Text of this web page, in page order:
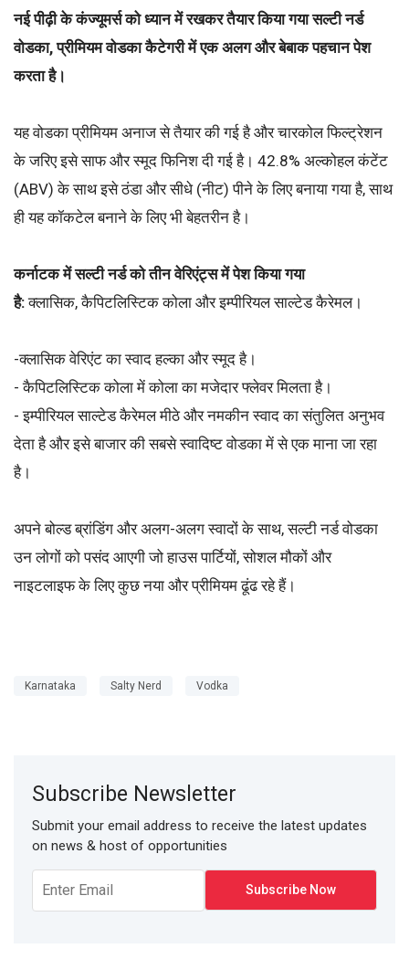
नई पीढ़ी के कंज्यूमर्स को ध्यान में रखकर तैयार किया गया सल्टी नर्ड
वोडका, प्रीमियम वोडका कैटेगरी में एक अलग और बेबाक पहचान पेश
करता है।
यह वोडका प्रीमियम अनाज से तैयार की गई है और चारकोल फिल्ट्रेशन
के जरिए इसे साफ और स्मूद फिनिश दी गई है। 42.8% अल्कोहल कंटेंट
(ABV) के साथ इसे ठंडा और सीधे (नीट) पीने के लिए बनाया गया है, साथ
ही यह कॉकटेल बनाने के लिए भी बेहतरीन है।
कर्नाटक में सल्टी नर्ड को तीन वेरिएंट्स में पेश किया गया
है:क्लासिक, कैपिटलिस्टिक कोला और इम्पीरियल साल्टेड कैरेमल।
-क्लासिक वेरिएंट का स्वाद हल्का और स्मूद है।
- कैपिटलिस्टिक कोला में कोला का मजेदार फ्लेवर मिलता है।
- इम्पीरियल साल्टेड कैरेमल मीठे और नमकीन स्वाद का संतुलित अनुभव
देता है और इसे बाजार की सबसे स्वादिष्ट वोडका में से एक माना जा रहा
है।
अपने बोल्ड ब्रांडिंग और अलग-अलग स्वादों के साथ, सल्टी नर्ड वोडका
उन लोगों को पसंद आएगी जो हाउस पार्टियों, सोशल मौकों और
नाइटलाइफ के लिए कुछ नया और प्रीमियम ढूंढ रहे हैं।
Karnataka Salty Nerd Vodka
Subscribe Newsletter
Submit your email address to receive the latest updates
on news & host of opportunities